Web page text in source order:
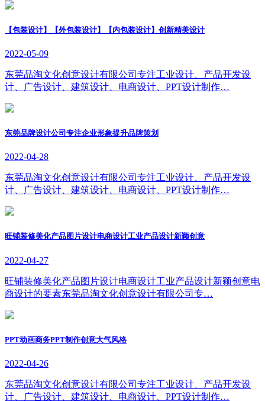
【包装设计】【外包装设计】【内包装设计】创新精美设计
2022-05-09
东莞品淘文化创意设计有限公司专注工业设计、产品开发设
计、广告设计、建筑设计、电商设计、PPT设计制作…
东莞品牌设计公司专注企业形象提升品牌策划
2022-04-28
东莞品淘文化创意设计有限公司专注工业设计、产品开发设
计、广告设计、建筑设计、电商设计、PPT设计制作…
旺铺装修美化产品图片设计电商设计工业产品设计新颖创意
2022-04-27
旺铺装修美化产品图片设计电商设计工业产品设计新颖创意电
商设计的要素东莞品淘文化创意设计有限公司专…
PPT动画商务PPT制作创意大气风格
2022-04-26
东莞品淘文化创意设计有限公司专注工业设计、产品开发设
计、广告设计、建筑设计、电商设计、PPT设计制作…